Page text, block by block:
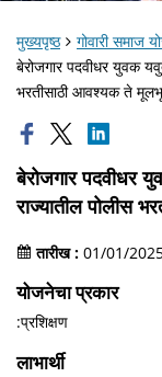
मुख्यपृष्ठ
गोवारी समाज
बेरोजगार पदवीधर युवक
भरतीसाठी आवश्यक ते
बेरोजगार पदवीधर
राज्यातील पोलीस
तारीख : 01/01/
योजनेचा प्रकार
:प्रशिक्षण
लाभार्थी